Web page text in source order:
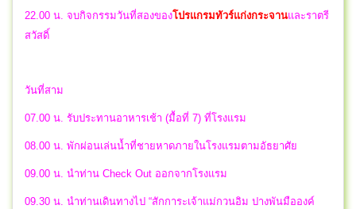
22.00 น. จบกิจกรรมวันที่สองของโปรแกรมทัวร์แก่งกระจานและราตรี
สวัสดิ์
วันที่สาม
07.00 น. รับประทานอาหารเช้า (มื้อที่ 7) ที่โรงแรม
08.00 น. พักผ่อนเล่นน้ำที่ชายหาดภายในโรงแรมตามอัธยาศัย
09.00 น. นำท่าน Check Out ออกจากโรงแรม
09.30 น. นำท่านเดินทางไป “สักการะเจ้าแม่กวนอิม ปางพันมือองค์